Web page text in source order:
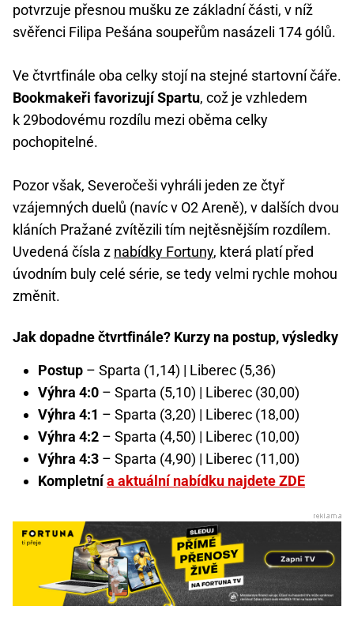
potvrzuje přesnou mušku ze základní části, v níž
svěřenci Filipa Pešána soupeřům nasázeli 174 gólů.
Ve čtvrtfinále oba celky stojí na stejné startovní čáře.
Bookmakeři favorizují Spartu, což je vzhledem
k 29bodovému rozdílu mezi oběma celky
pochopitelné.
Pozor však, Severočeši vyhráli jeden ze čtyř
vzájemných duelů (navíc v O2 Areně), v dalších dvou
kláních Pražané zvítězili tím nejtěsnějším rozdílem.
Uvedená čísla z nabídky Fortuny, která platí před
úvodním buly celé série, se tedy velmi rychle mohou
změnit.
Jak dopadne čtvrtfinále? Kurzy na postup, výsledky
Postup – Sparta (1,14) | Liberec (5,36)
Výhra 4:0 – Sparta (5,10) | Liberec (30,00)
Výhra 4:1 – Sparta (3,20) | Liberec (18,00)
Výhra 4:2 – Sparta (4,50) | Liberec (10,00)
Výhra 4:3 – Sparta (4,90) | Liberec (11,00)
Kompletnía aktuální nabídku najdete ZDE